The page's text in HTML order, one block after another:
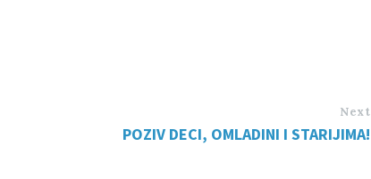
Next
POZIV DECI, OMLADINI I STARIJIMA!